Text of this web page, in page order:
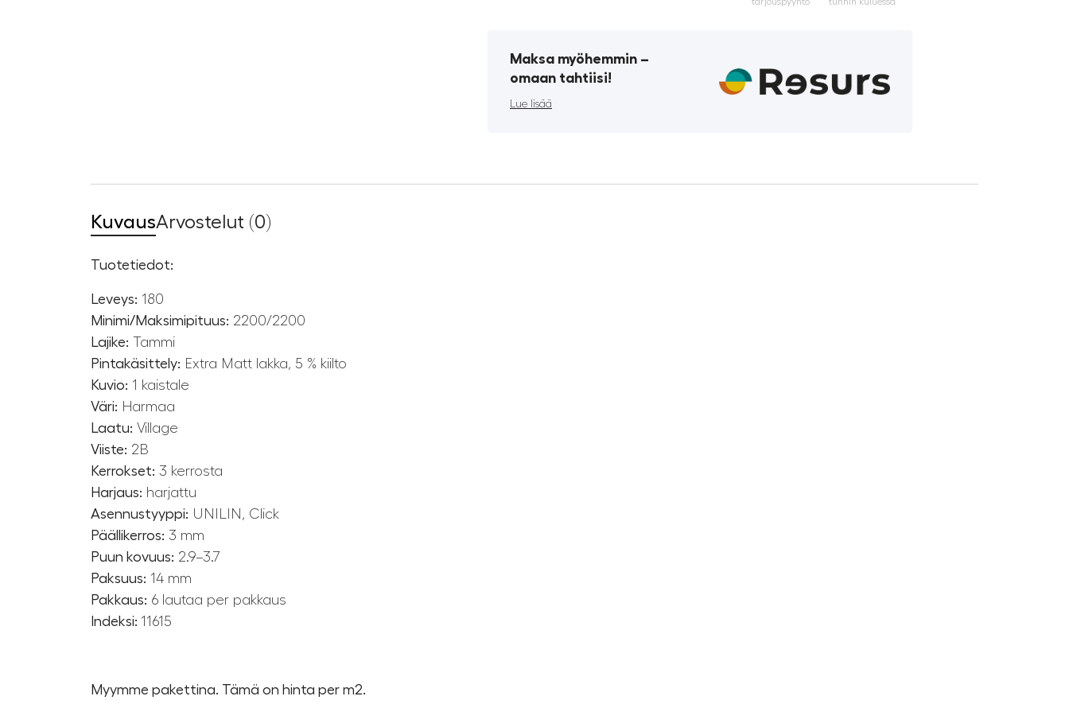
Maksa myöhemmin ­–
omaan tahtiisi!
Lue lisää
KuvausArvostelut (0)
Tuotetiedot:
Leveys: 180
Minimi/Maksimipituus: 2200/2200
Lajike: Tammi
Pintakäsittely: Extra Matt lakka, 5 % kiilto
Kuvio: 1 kaistale
Väri: Harmaa
Laatu: Village
Viiste: 2B
Kerrokset: 3 kerrosta
Harjaus: harjattu
Asennustyyppi: UNILIN, Click
Päällikerros: 3 mm
Puun kovuus: 2.9–3.7
Paksuus: 14 mm
Pakkaus: 6 lautaa per pakkaus
Indeksi: 11615
Myymme pakettina. Tämä on hinta per m2.